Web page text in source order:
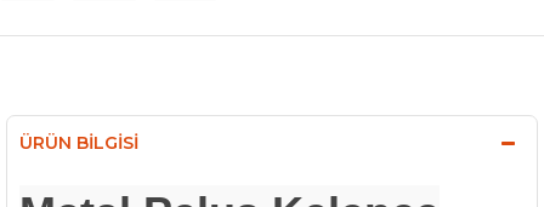
ÜRÜN BILGISI